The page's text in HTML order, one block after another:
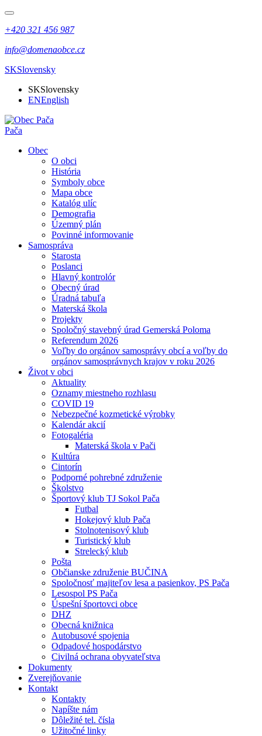
+420 321 456 987
info@domenaobce.cz
SKSlovensky
SKSlovensky
ENEnglish
Pača
Obec
O obci
História
Symboly obce
Mapa obce
Katalóg ulíc
Demografia
Územný plán
Povinné informovanie
Samospráva
Starosta
Poslanci
Hlavný kontrolór
Obecný úrad
Úradná tabuľa
Materská škola
Projekty
Spoločný stavebný úrad Gemerská Poloma
Referendum 2026
Voľby do orgánov samosprávy obcí a voľby do
orgánov samosprávnych krajov v roku 2026
Život v obci
Aktuality
Oznamy miestneho rozhlasu
COVID 19
Nebezpečné kozmetické výrobky
Kalendár akcií
Fotogaléria
Materská škola v Pači
Kultúra
Cintorín
Podporné pohrebné združenie
Školstvo
Športový klub TJ Sokol Pača
Futbal
Hokejový klub Pača
Stolnotenisový klub
Turistický klub
Strelecký klub
Pošta
Občianske združenie BUČINA
Spoločnosť majiteľov lesa a pasienkov, PS Pača
Lesospol PS Pača
Úspešní športovci obce
DHZ
Obecná knižnica
Autobusové spojenia
Odpadové hospodárstvo
Civilná ochrana obyvateľstva
Dokumenty
Zverejňovanie
Kontakt
Kontakty
Napíšte nám
Dôležité tel. čísla
Užitočné linky